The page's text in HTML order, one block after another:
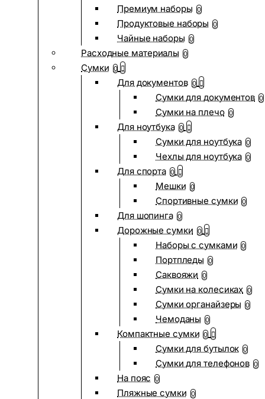
Премиум наборы 0
Продуктовые наборы 0
Чайные наборы 0
Расходные материалы 0
Сумки 0
Для документов 0
Сумки для документов 0
Сумки на плечо 0
Для ноутбука 0
Сумки для ноутбука 0
Чехлы для ноутбука 0
Для спорта 0
Мешки 0
Спортивные сумки 0
Для шопинга 0
Дорожные сумки 0
Наборы с сумками 0
Портпледы 0
Саквояжи 0
Сумки на колесиках 0
Сумки органайзеры 0
Чемоданы 0
Компактные сумки 0
Сумки для бутылок 0
Сумки для телефонов 0
На пояс 0
Пляжные сумки 0